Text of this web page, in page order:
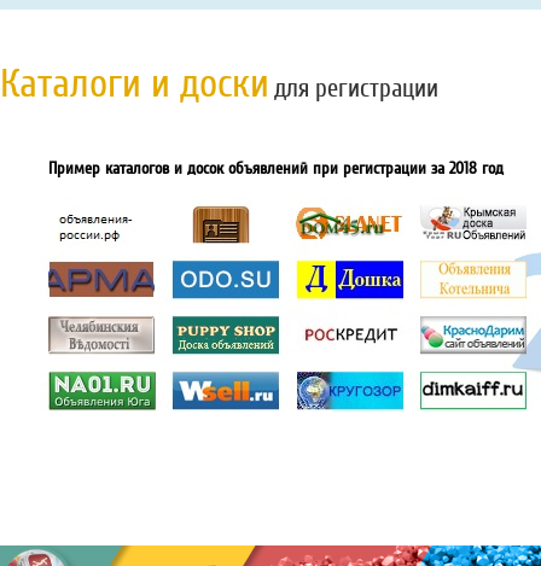
Каталоги и доски для регистрации
Пример каталогов и досок объявлений при регистрации за 2018 год